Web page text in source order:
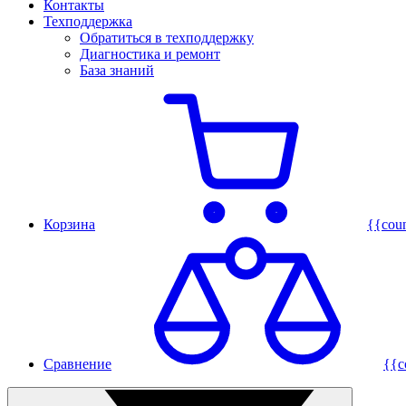
Контакты
Техподдержка
Обратиться в техподдержку
Диагностика и ремонт
База знаний
Корзина
Сравнение